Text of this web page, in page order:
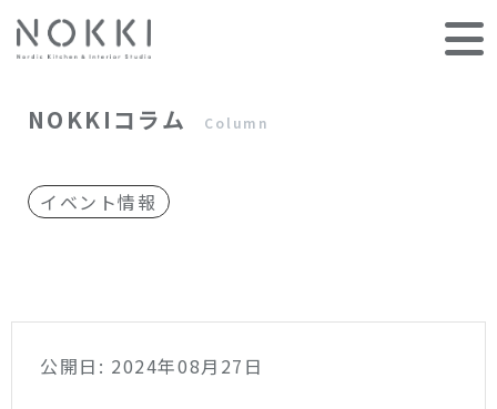
NOKKIコラム Column
イベント情報
公開日: 2024年08月27日